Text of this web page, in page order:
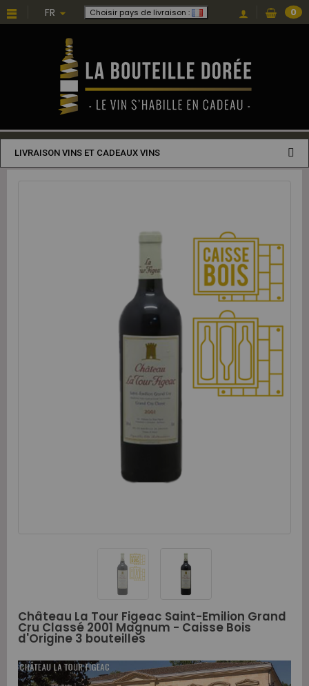
FR Choisir pays de livraison : 0
LIVRAISON VINS ET CADEAUX VINS
Château La Tour Figeac Saint-Emilion Grand
Cru Classé 2001 Magnum - Caisse Bois
d'Origine 3 bouteilles